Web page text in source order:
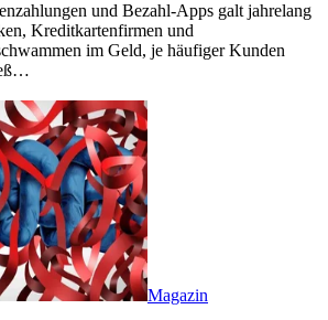
und Bezahl-Apps galt jahrelang
Kreditkartenfirmen und
im Geld, je häufiger Kunden
Magazin